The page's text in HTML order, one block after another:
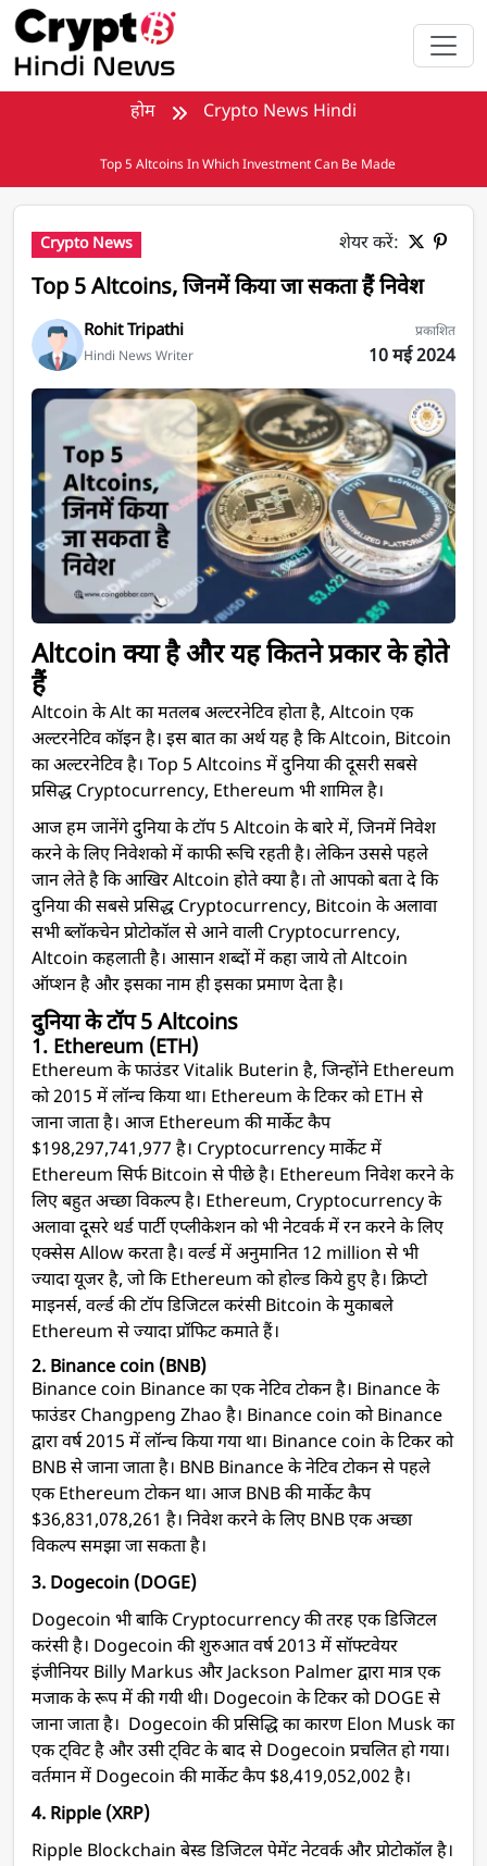
मुख्य सामग्री पर जाएँ
होम Crypto News Hindi
Top 5 Altcoins In Which Investment Can Be Made
Crypto News शेयर करें:
Top 5 Altcoins, जिनमें किया जा सकता हैं निवेश
Rohit Tripathi
Hindi News Writer
प्रकाशित
10 मई 2024
Top 5 Altcoins, जिनमें किया जा सकता हैं निवेश
Altcoin क्या है और यह कितने प्रकार के होते
हैं
Altcoin के Alt का मतलब अल्टरनेटिव होता है, Altcoin एक
अल्टरनेटिव कॉइन है। इस बात का अर्थ यह है कि Altcoin, Bitcoin
का अल्टरनेटिव है। Top 5 Altcoins में दुनिया की दूसरी सबसे
प्रसिद्ध Cryptocurrency, Ethereum भी शामिल है।
आज हम जानेंगे दुनिया के टॉप 5 Altcoin के बारे में, जिनमें निवेश
करने के लिए निवेशको में काफी रूचि रहती है। लेकिन उससे पहले
जान लेते है कि आखिर Altcoin होते क्या है। तो आपको बता दे कि
दुनिया की सबसे प्रसिद्ध Cryptocurrency, Bitcoin के अलावा
सभीब्लॉकचेन प्रोटोकॉल से आने वालीCryptocurrency,
Altcoin कहलाती है। आसान शब्दों में कहा जाये तो Altcoin
ऑप्शन है और इसका नाम ही इसका प्रमाण देता है।
दुनिया केटॉप 5 Altcoins
1. Ethereum (ETH)
Ethereum के फाउंडरVitalik Buterin है, जिन्होंनेEthereum
को 2015 में लॉन्च किया था। Ethereum के टिकर को ETH से
जाना जाता है। आज Ethereum की मार्केट कैप
$198,297,741,977 है। Cryptocurrency मार्केट में
Ethereum सिर्फ Bitcoin से पीछे है। Ethereum निवेश करने के
लिए बहुत अच्छा विकल्प है। Ethereum, Cryptocurrency के
अलावा दूसरे थर्ड पार्टी एप्लीकेशन को भी नेटवर्क में रन करने के लिए
एक्सेस Allow करता है। वर्ल्ड में अनुमानित 12 million से भी
ज्यादायूजर है, जो कि Ethereum को होल्ड किये हुए है। क्रिप्टो
माइनर्स, वर्ल्ड की टॉप डिजिटल करंसी Bitcoin के मुकाबले
Ethereum से ज्यादा प्रॉफिट कमाते हैं।
2. Binance coin (BNB)
Binance coin Binanceका एक नेटिव टोकन है। Binance के
फाउंडर Changpeng Zhao है। Binance coin को Binance
द्वारा वर्ष 2015 में लॉन्च किया गया था। Binance coin के टिकर को
BNB से जाना जाता है। BNB Binance के नेटिव टोकन से पहले
एकEthereum टोकन था। आज BNBकी मार्केट कैप
$36,831,078,261 है। निवेश करने के लिए BNB एक अच्छा
विकल्प समझा जा सकता है।
3. Dogecoin (DOGE)
Dogecoin भी बाकि Cryptocurrency की तरह एक डिजिटल
करंसी है। Dogecoin की शुरुआत वर्ष 2013 मेंसॉफ्टवेयर
इंजीनियर Billy Markus और Jackson Palmer द्वारा मात्र एक
मजाक के रूप में की गयी थी। Dogecoin के टिकर को DOGE से
जाना जाता है। Dogecoin की प्रसिद्धि का कारण Elon Musk का
एक ट्विट है और उसी ट्विट के बाद से Dogecoin प्रचलित हो गया।
वर्तमान में Dogecoin की मार्केट कैप$8,419,052,002 है।
4. Ripple (XRP)
Ripple Blockchain बेस्ड डिजिटल पेमेंट नेटवर्क और प्रोटोकॉल है।